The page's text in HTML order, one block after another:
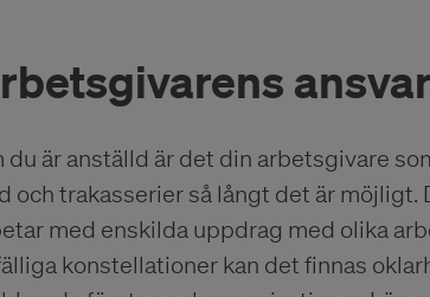
du är anställd är det din arbetsgivare
och trakasserier så långt det är
med enskilda uppdrag med olika
konstellationer kan det finnas